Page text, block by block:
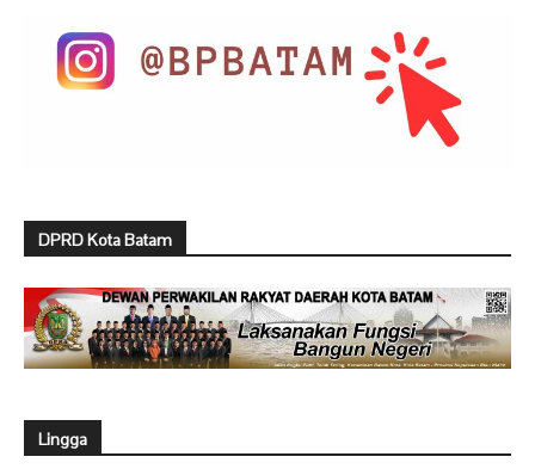
DPRD Kota Batam
Lingga